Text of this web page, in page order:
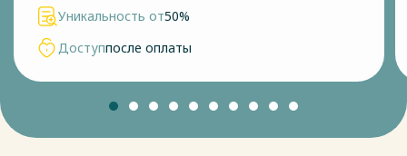
Уникальность от50%
Доступпосле оплаты